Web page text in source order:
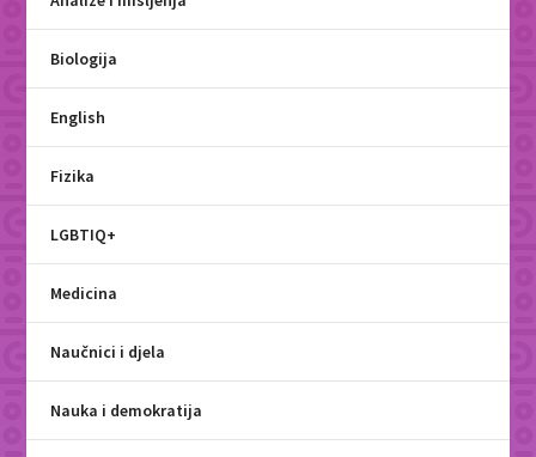
Biologija
English
Fizika
LGBTIQ+
Medicina
Naučnici i djela
Nauka i demokratija